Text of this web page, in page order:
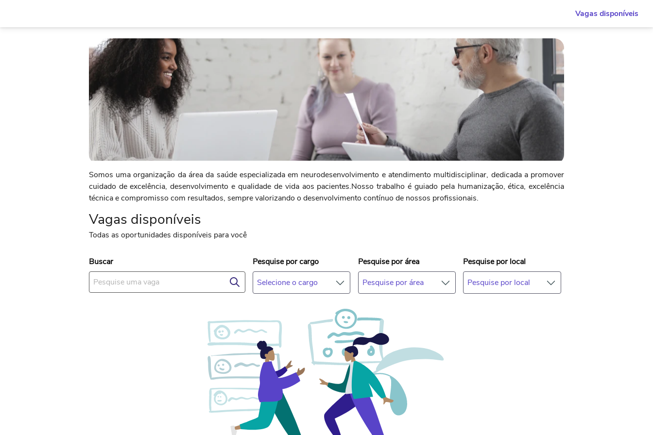
Vagas disponíveis
Somos uma organização da área da saúde especializada em neurodesenvolvimento e atendimento multidisciplinar, dedicada a promover
cuidado de excelência, desenvolvimento e qualidade de vida aos pacientes.Nosso trabalho é guiado pela humanização, ética, excelência
técnica e compromisso com resultados, sempre valorizando o desenvolvimento contínuo de nossos profissionais.
Vagas disponíveis
Todas as oportunidades disponíveis para você
Buscar Pesquise por cargo Pesquise por área Pesquise por local